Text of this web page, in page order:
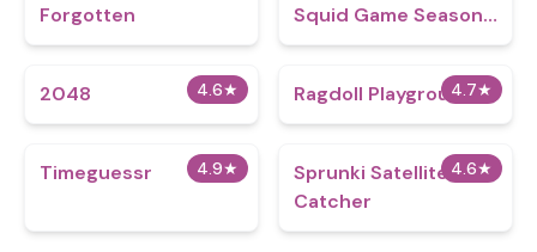
Forgotten
Squid Game Season
2
4.6★
2048 4.7★
Ragdoll Playground
4.9★
Timeguessr 4.6★
Sprunki Satellite
Catcher